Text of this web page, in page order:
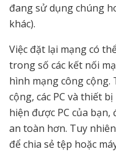
đang sử dụng chúng
khác).
Việc đặt lại mạng có
trong số các kết nối
hình mạng công
cộng, các PC và thiết
hiện được PC của bạn,
an toàn hơn. Tuy
để chia sẻ tệp hoặc